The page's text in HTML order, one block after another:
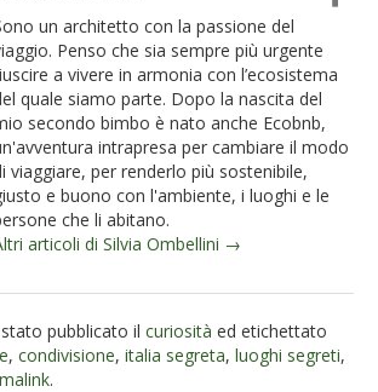
un architetto con la passione del
Penso che sia sempre più urgente
a vivere in armonia con l’ecosistema
quale siamo parte. Dopo la nascita del
secondo bimbo è nato anche Ecobnb,
intrapresa per cambiare il modo
viaggiare, per renderlo più sostenibile,
e buono con l'ambiente, i luoghi e le
che li abitano.
articoli di Silvia Ombellini →
pubblicato il curiosità ed etichettato
, condivisione, italia segreta, luoghi segreti,
.